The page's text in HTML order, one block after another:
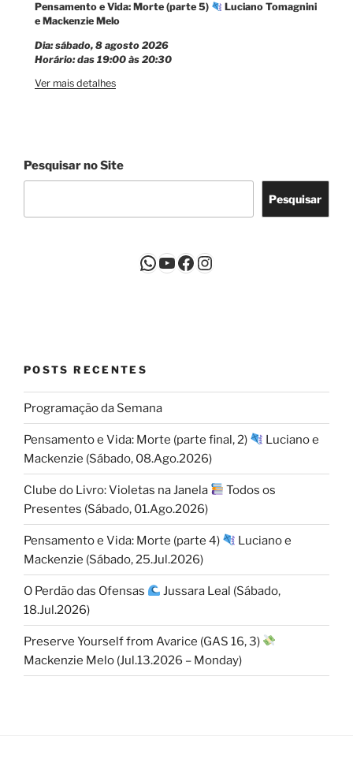
Pensamento e Vida: Morte (parte 5)
Luciano Tomagnini
e Mackenzie Melo
Dia:sábado, 8 agosto 2026
Horário: das 19:00 às 20:30
Ver mais detalhes
Pesquisar no Site
Pesquisar
WhatsApp
Youtube
Facebook
Instagram
POSTS RECENTES
Programação da Semana
Pensamento e Vida: Morte (parte final, 2)
Luciano e
Mackenzie (Sábado, 08.Ago.2026)
Clube do Livro: Violetas na Janela
Todos os
Presentes (Sábado, 01.Ago.2026)
Pensamento e Vida: Morte (parte 4)
Luciano e
Mackenzie (Sábado, 25.Jul.2026)
O Perdão das Ofensas
Jussara Leal (Sábado,
18.Jul.2026)
Preserve Yourself from Avarice (GAS 16, 3)
Mackenzie Melo (Jul.13.2026 – Monday)